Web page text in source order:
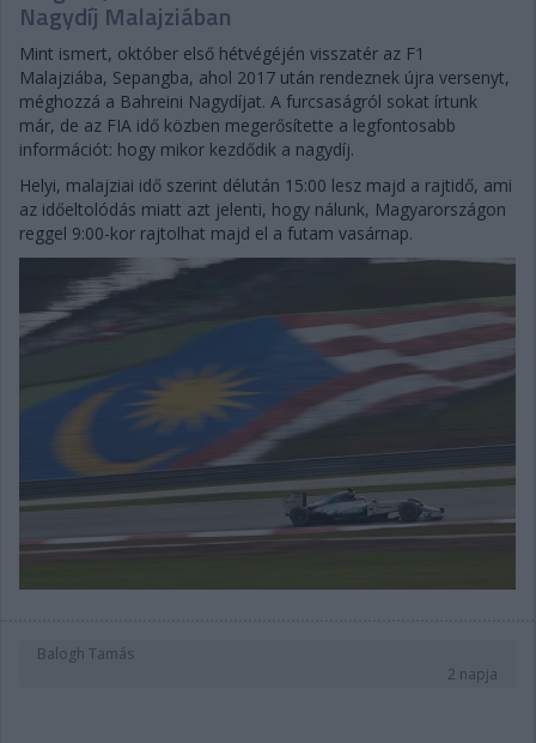
Nagydíj Malajziában
Mint ismert, október első hétvégéjén visszatér az F1
Malajziába, Sepangba, ahol 2017 után rendeznek újra versenyt,
méghozzá a Bahreini Nagydíjat. A furcsaságról sokat írtunk
már, de az FIA idő közben megerősítette a legfontosabb
információt: hogy mikor kezdődik a nagydíj.
Helyi, malajziai idő szerint délután 15:00 lesz majd a rajtidő, ami
az időeltolódás miatt azt jelenti, hogy nálunk, Magyarországon
reggel 9:00-kor rajtolhat majd el a futam vasárnap.
Balogh Tamás
2 napja